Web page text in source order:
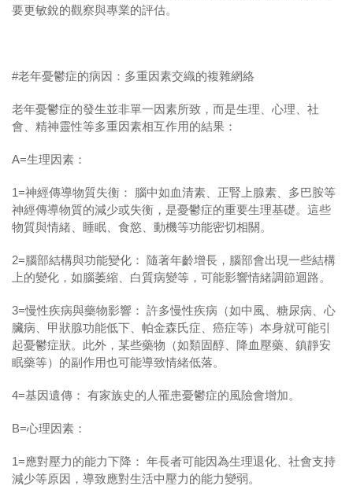
要更敏銳的觀察與專業的評估。
#老年憂鬱症的病因：多重因素交織的複雜網絡
老年憂鬱症的發生並非單一因素所致，而是生理、心理、社
會、精神靈性等多重因素相互作用的結果：
A=生理因素：
1=神經傳導物質失衡： 腦中如血清素、正腎上腺素、多巴胺等
神經傳導物質的減少或失衡，是憂鬱症的重要生理基礎。這些
物質與情緒、睡眠、食慾、動機等功能密切相關。
2=腦部結構與功能變化： 隨著年齡增長，腦部會出現一些結構
上的變化，如腦萎縮、白質病變等，可能影響情緒調節迴路。
3=慢性疾病與藥物影響： 許多慢性疾病（如中風、糖尿病、心
臟病、甲狀腺功能低下、帕金森氏症、癌症等）本身就可能引
起憂鬱症狀。此外，某些藥物（如類固醇、降血壓藥、鎮靜安
眠藥等）的副作用也可能導致情緒低落。
4=基因遺傳： 有家族史的人罹患憂鬱症的風險會增加。
B=心理因素：
1=應對壓力的能力下降： 年長者可能因為生理退化、社會支持
減少等原因，導致應對生活中壓力的能力變弱。